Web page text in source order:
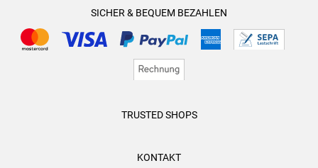
SICHER & BEQUEM BEZAHLEN
TRUSTED SHOPS
KONTAKT